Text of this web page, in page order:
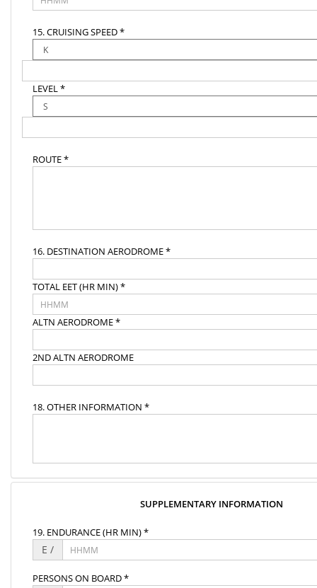
15. CRUISING SPEED *
LEVEL *
ROUTE *
16. DESTINATION AERODROME *
TOTAL EET (HR MIN) *
ALTN AERODROME *
2ND ALTN AERODROME
18. OTHER INFORMATION *
SUPPLEMENTARY INFORMATION
19. ENDURANCE (HR MIN) *
E /
PERSONS ON BOARD *